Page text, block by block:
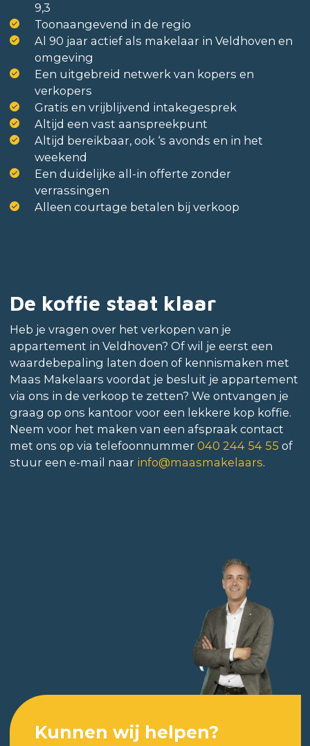
9,3
Toonaangevend in de regio
Al 90 jaar actief als makelaar in Veldhoven en
omgeving
Een uitgebreid netwerk van kopers en
verkopers
Gratis en vrijblijvend intakegesprek
Altijd een vast aanspreekpunt
Altijd bereikbaar, ook ‘s avonds en in het
weekend
Een duidelijke all-in offerte zonder
verrassingen
Alleen courtage betalen bij verkoop
De koffie staat klaar
Heb je vragen over het verkopen van je
appartement in Veldhoven? Of wil je eerst een
waardebepaling laten doen of kennismaken met
Maas Makelaars voordat je besluit je appartement
via ons in de verkoop te zetten? We ontvangen je
graag op ons kantoor voor een lekkere kop koffie.
Neem voor het maken van een afspraak contact
met ons op via telefoonnummer 040 244 54 55 of
stuur een e-mail naar info@maasmakelaars.
Kunnen wij helpen?